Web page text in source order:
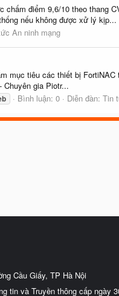
chấm điểm 9,6/10 theo thang
nếu không được xử lý kịp...
An ninh mạng
mục tiêu các thiết bị
Chuyên gia Piotr...
Bình luận: 0 Diễn đàn: Tin
Cầu Giấy, TP Hà Nội
tin và Truyền thông cấp ngày